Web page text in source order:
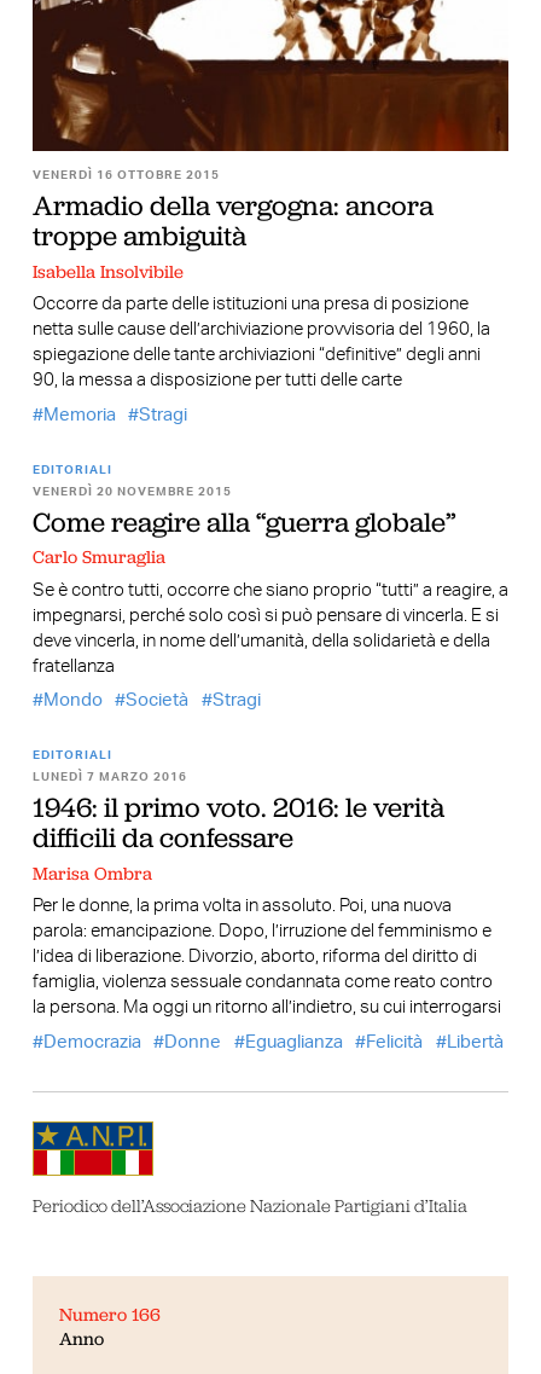
VENERDÌ 16 OTTOBRE 2015
Armadio della vergogna: ancora
troppe ambiguità
Isabella Insolvibile
Occorre da parte delle istituzioni una presa di posizione
netta sulle cause dell’archiviazione provvisoria del 1960, la
spiegazione delle tante archiviazioni “definitive” degli anni
90, la messa a disposizione per tutti delle carte
Memoria
Stragi
EDITORIALI
VENERDÌ 20 NOVEMBRE 2015
Come reagire alla “guerra globale”
Carlo Smuraglia
Se è contro tutti, occorre che siano proprio “tutti” a reagire, a
impegnarsi, perché solo così si può pensare di vincerla. E si
deve vincerla, in nome dell’umanità, della solidarietà e della
fratellanza
Mondo
Società Stragi
EDITORIALI
LUNEDÌ 7 MARZO 2016
1946: il primo voto. 2016: le verità
difficili da confessare
Marisa Ombra
Per le donne, la prima volta in assoluto. Poi, una nuova
parola: emancipazione. Dopo, l’irruzione del femminismo e
l’idea di liberazione. Divorzio, aborto, riforma del diritto di
famiglia, violenza sessuale condannata come reato contro
la persona. Ma oggi un ritorno all’indietro, su cui interrogarsi
Democrazia
Donne Eguaglianza Felicità Libertà
Periodico dell’Associazione Nazionale Partigiani d’Italia
Numero 166
Anno